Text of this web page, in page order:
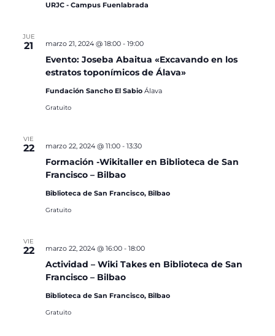
URJC - Campus Fuenlabrada
JUE
21
Evento: Joseba Abaitua «Excavando en los
estratos toponímicos de Álava»
marzo 21, 2024 @ 18:00- 19:00
Fundación Sancho El Sabio Álava
Gratuito
VIE
22
Formación -Wikitaller en Biblioteca de San
Francisco – Bilbao
marzo 22, 2024 @ 11:00- 13:30
Biblioteca de San Francisco, Bilbao
Gratuito
VIE
22
Actividad – Wiki Takes en Biblioteca de San
Francisco – Bilbao
marzo 22, 2024 @ 16:00- 18:00
Biblioteca de San Francisco, Bilbao
Gratuito